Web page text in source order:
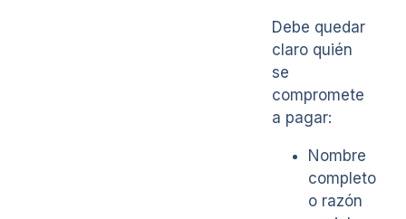
Debe quedar
claro quién
se
compromete
a pagar:
Nombre
completo
o razón